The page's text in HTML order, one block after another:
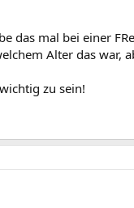
das mal bei einer
Alter das war,
zu sein!